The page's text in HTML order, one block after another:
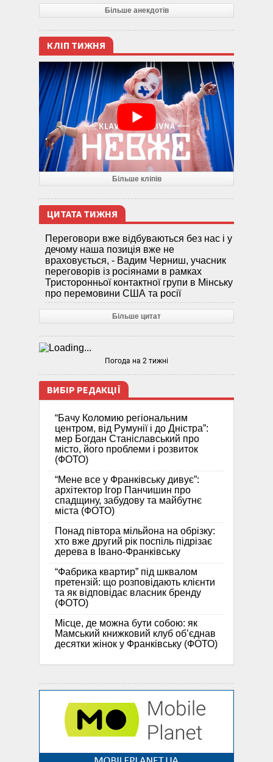
Більше анекдотів
КЛІП ТИЖНЯ
Більше кліпів
ЦИТАТА ТИЖНЯ
Переговори вже відбуваються без нас і у
дечому наша позиція вже не
враховується, - Вадим Черниш, учасник
переговорів із росіянами в рамках
Тристоронньої контактної групи в Мінську
про перемовини США та росії
Більше цитат
Погода на 2 тижні
ВИБІР РЕДАКЦІЇ
“Бачу Коломию регіональним
центром, від Румунії і до Дністра”:
мер Богдан Станіславський про
місто, його проблеми і розвиток
(ФОТО)
“Мене все у Франківську дивує”:
архітектор Ігор Панчишин про
спадщину, забудову та майбутнє
міста (ФОТО)
Понад півтора мільйона на обрізку:
хто вже другий рік поспіль підрізає
дерева в Івано-Франківську
“Фабрика квартир” під шквалом
претензій: що розповідають клієнти
та як відповідає власник бренду
(ФОТО)
Місце, де можна бути собою: як
Мамський книжковий клуб об’єднав
десятки жінок у Франківську (ФОТО)